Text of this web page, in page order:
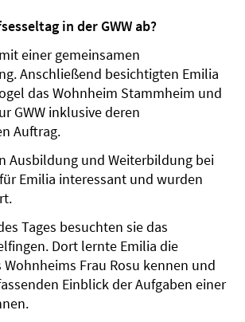
in der GWW ab?
einer gemeinsamen
Anschließend besichtigten Emilia
das Wohnheim Stammheim und
GWW inklusive deren
Auftrag.
Ausbildung und Weiterbildung bei
Emilia interessant und wurden
Tages besuchten sie das
Dort lernte Emilia die
Frau Rosu kennen und
Einblick der Aufgaben einer